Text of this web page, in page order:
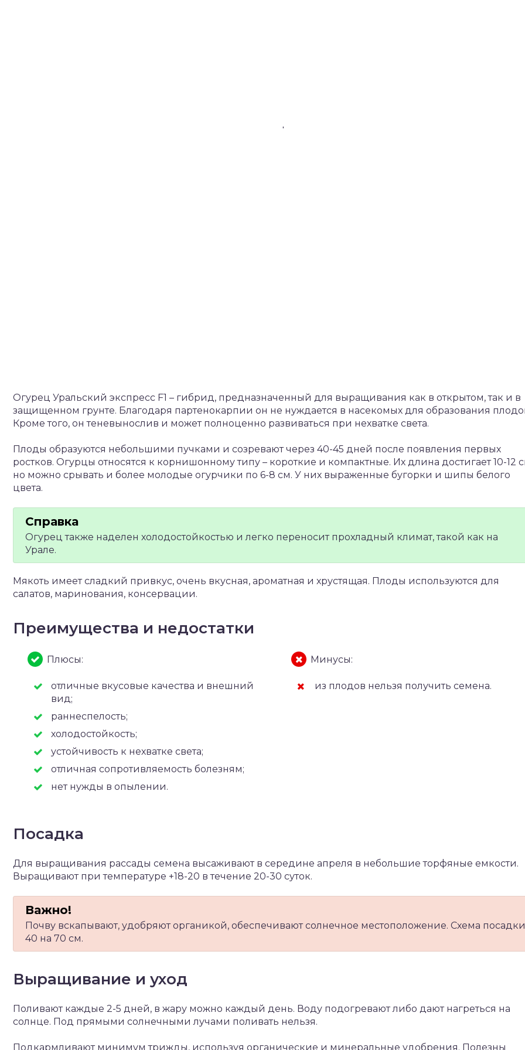
Огурец Уральский экспресс F1 – гибрид, предназначенный для выращивания как в открытом, так и в
защищенном грунте. Благодаря партенокарпии он не нуждается в насекомых для образования
Кроме того, он теневынослив и может полноценно развиваться при нехватке света.
Плоды образуются небольшими пучками и созревают через 40-45 дней после появления первых
ростков. Огурцы относятся к корнишонному типу – короткие и компактные. Их длина достигает 10-12
но можно срывать и более молодые огурчики по 6-8 см. У них выраженные бугорки и шипы белого
цвета.
Огурец также наделен холодостойкостью и легко переносит прохладный климат, такой как на
Урале.
Мякоть имеет сладкий привкус, очень вкусная, ароматная и хрустящая. Плоды используются для
салатов, маринования, консервации.
Преимущества и недостатки
Плюсы:
отличные вкусовые качества и внешний
вид;
раннеспелость;
холодостойкость;
устойчивость к нехватке света;
отличная сопротивляемость болезням;
нет нужды в опылении.
Минусы:
из плодов нельзя получить семена.
Посадка
Для выращивания рассады семена высаживают в середине апреля в небольшие торфяные емкости.
Выращивают при температуре +18-20 в течение 20-30 суток.
Почву вскапывают, удобряют органикой, обеспечивают солнечное местоположение. Схема посадки
40 на 70 см.
Выращивание и уход
Поливают каждые 2-5 дней, в жару можно каждый день. Воду подогревают либо дают нагреться на
солнце. Под прямыми солнечными лучами поливать нельзя.
Подкармливают минимум трижды, используя органические и минеральные удобрения. Полезны